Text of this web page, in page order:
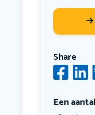
Share
Een